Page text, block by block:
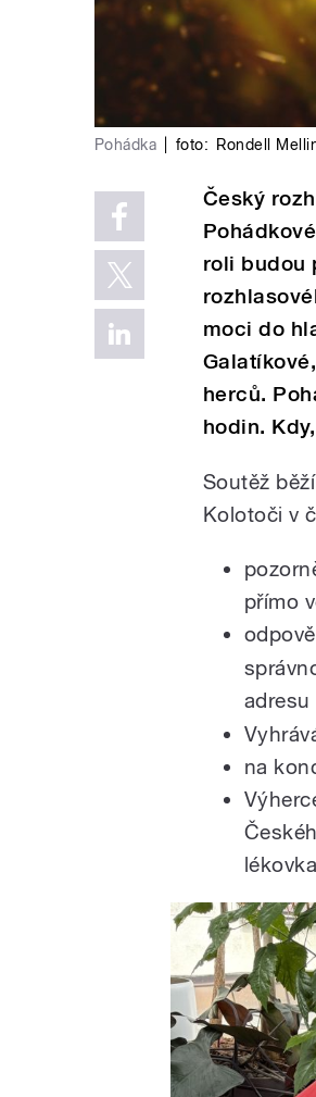
Pohádka foto: Rondell
Český
roli budou
moci do
herců.
hodin.
Soutěž
Kolotoči v
přímo
adresu
na